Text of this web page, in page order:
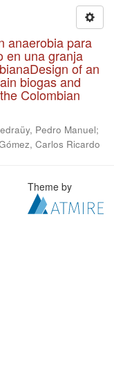
anaerobia para
en una granja
of an
biogas and
Colombian
Pedro Manuel;
Carlos Ricardo
Theme by